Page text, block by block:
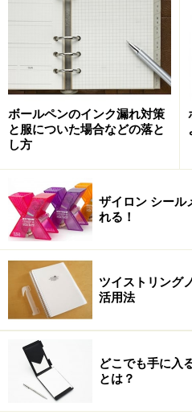
鉛筆より多少太めの6角軸
１９５３年に登場したエクリ
名を冠し、カランダッシュ社
フにしたシリーズ。登場して
のにまったく古さを感じさせ
このシリーズには、胴軸に
にシェブロン、レトロ、マ
意されいる。私は、矢印のよ
入した。
手にしたものだけが鑑賞で
性ということだけでなく握り
かっている。馴染みのある
か、握ったときにしっくりと
全体的にとてもすっきりし
なぎ目のない胴軸のためだ
ボールペンのインク漏れ対策
と服についた場合などの落と
し方
ザイロン シール
れる！
ツイストリング
活用法
どこでも手に入
とは？